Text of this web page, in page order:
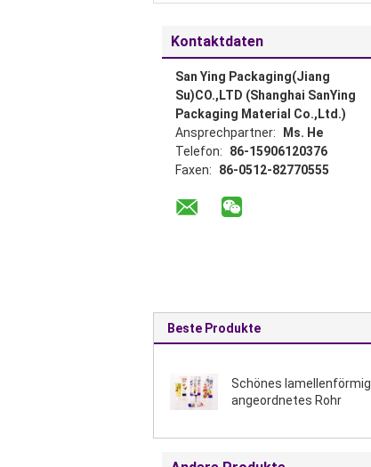
Kontaktdaten
San Ying Packaging(Jiang
Su)CO.,LTD (Shanghai SanYing
Packaging Material Co.,Ltd.)
Ansprechpartner:
Ms. He
Telefon:
86-15906120376
Faxen:
86-0512-82770555
Beste Produkte
Schönes lamellenförmig
angeordnetes Rohr